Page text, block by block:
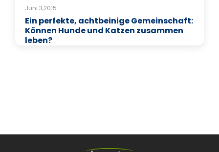
Juni 3,2015
Ein perfekte, achtbeinige Gemeinschaft:
Können Hunde und Katzen zusammen
leben?